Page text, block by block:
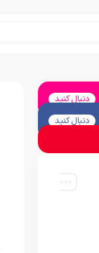
دنبال کنید
دنبال کنید